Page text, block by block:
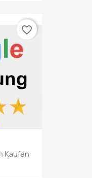
Kaufen
favorite_border